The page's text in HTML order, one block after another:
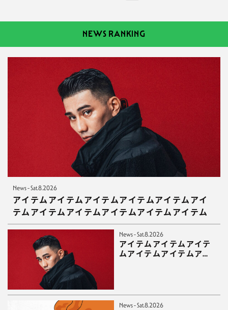
NEWS RANKING
News - Sat.8.2026
アイテムアイテムアイテムアイテムアイテムアイ
テムアイテムアイテムアイテムアイテムアイテム
News - Sat.8.2026
アイテムアイテムアイテ
ムアイテムアイテムアイ
News - Sat.8.2026